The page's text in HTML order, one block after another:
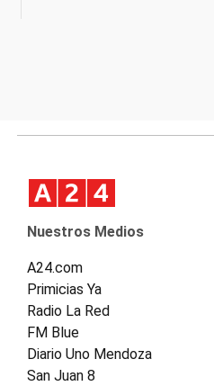
Nuestros Medios
A24.com
Primicias Ya
Radio La Red
FM Blue
Diario Uno Mendoza
San Juan 8